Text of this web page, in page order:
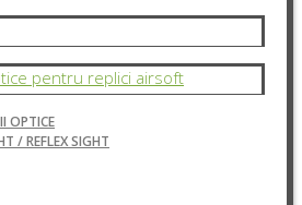
pentru replici airsoft
OPTICE
/ REFLEX SIGHT